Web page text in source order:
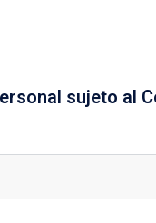
sujeto al